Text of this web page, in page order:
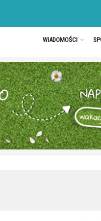
WIADOMOŚCI